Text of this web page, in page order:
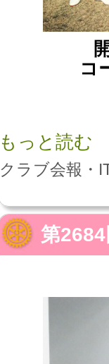
コ
もっと読む
クラブ会報・
第